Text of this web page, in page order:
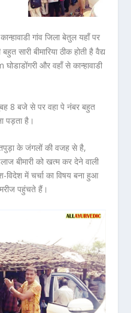
गांव जिला बेतुल यहाँ पर
सारी बीमारिया ठीक होती हैवैद्य
घोडाडोंगरीऔर वहाँ सेकान्हावाडी
8 बजेसे पर वहा पे नंबर बहुत
पड़ता है।
के जंगलों की वजह से है,
बीमारी को खत्म कर देने वाली
में चर्चा का विषय बना हुआ
पहुंचते हैं।